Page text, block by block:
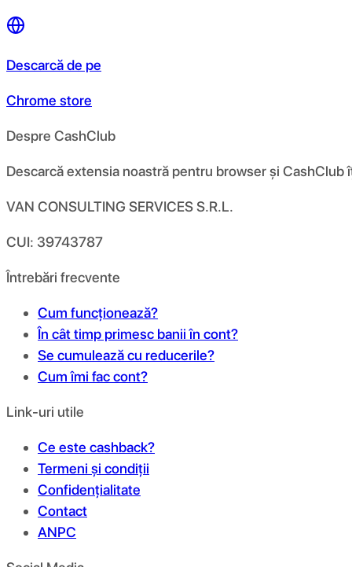
Descarcă de pe
Chrome store
Despre CashClub
Descarcă extensia noastră pentru browser și
VAN CONSULTING SERVICES S.R.L.
CUI: 39743787
Întrebări frecvente
Cum funcționează?
În cât timp primesc banii în cont?
Se cumulează cu reducerile?
Cum îmi fac cont?
Link-uri utile
Ce este cashback?
Termeni și condiții
Confidențialitate
Contact
ANPC